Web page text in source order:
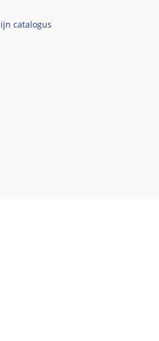
catalogus